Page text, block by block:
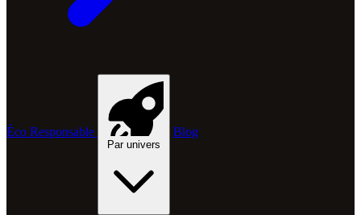
Éco Responsable
Par univers
Blog